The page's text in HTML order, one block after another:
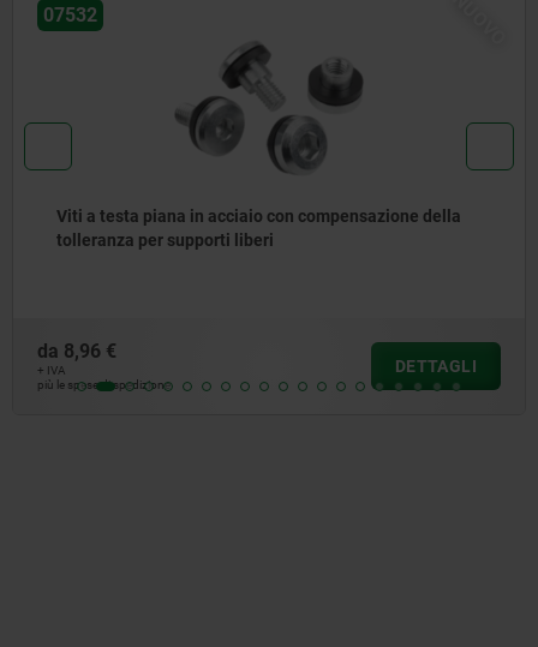
07170-15
Viti a testa esagonale in acciaio Hygienic DESIGN
da 4,84 €
+ IVA
più le spese di spedizione
DETTAGLI